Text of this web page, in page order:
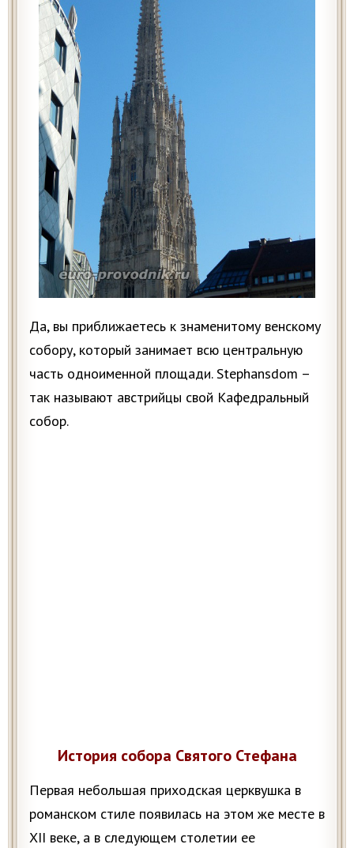
Да, вы приближаетесь к знаменитому венскому
собору, который занимает всю центральную
часть одноименной площади. Stephansdom –
так называют австрийцы свой Кафедральный
собор.
История собора Святого Стефана
Первая небольшая приходская церквушка в
романском стиле появилась на этом же месте в
XII веке, а в следующем столетии ее